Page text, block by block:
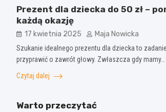
Prezent dla dziecka do 50 zł –
każdą okazję
17 kwietnia 2025 Maja Nowicka
Szukanie idealnego prezentu dla dziecka to
przyprawić o zawrót głowy. Zwłaszcza gdy mamy…
Czytaj dalej
Warto przeczytać